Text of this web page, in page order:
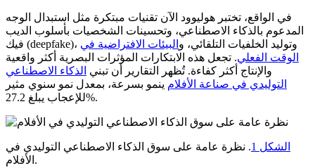
في الواقع، تختبر هوليوود الآن تقنيات مبتكرة مثل استبدال الوجه
المدعوم بالذكاء الاصطناعي، وتحسينات الشخصيات بأسلوب الديب
فيك (deepfake)، وتوليد الخلفيات التلقائي، و البيئات الافتراضية في
الوقت الفعلي. تجعل هذه الابتكارات المؤثرات البصرية أكثر واقعية
والإنتاج أكثر كفاءة. تُظهر التقارير أن تبني الذكاء الاصطناعي
التوليدي في صناعة الأفلام ينمو بسرعة، بمعدل نمو سنوي مثير
للإعجاب يبلغ 27.2%.
الشكل 1
. نظرة عامة على سوق الذكاء الاصطناعي التوليدي في
الأفلام.